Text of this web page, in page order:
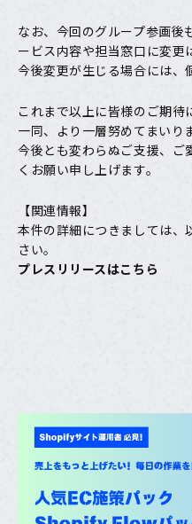
なお、今回のグループ参画後
ービス内容や担当窓口に変更
今後変更が生じる場合には、
これまで以上に皆様のご期待
一同、より一層努めてまいり
今後とも変わらぬご支援、ご
くお願い申し上げます。
【関連情報】
本件の詳細につきましては、
さい。
プレスリリースはこちら